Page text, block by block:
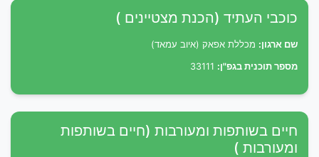
כוכבי העתיד (הכנת מצטיינים )
שם ארגון: מכללת אפאק (איוב עמאד)
מספר תוכנית בגפ"ן:
חיים בשותפות ומעורבות (חיים בשותפות
ומעורבות )